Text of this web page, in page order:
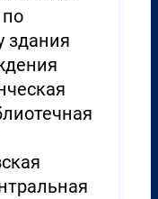
здания